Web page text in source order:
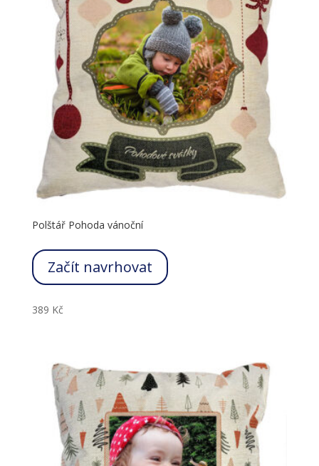
Polštář Pohoda vánoční
Začít navrhovat
389 Kč